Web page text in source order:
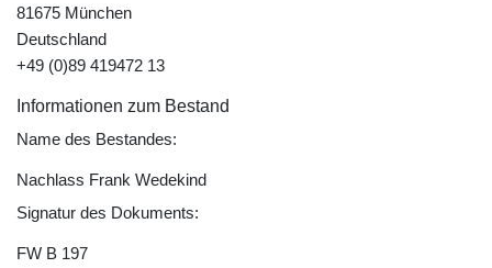
81675 München
Deutschland
+49 (0)89 419472 13
Informationen zum Bestand
Name des Bestandes:
Nachlass Frank Wedekind
Signatur des Dokuments:
FW B 197